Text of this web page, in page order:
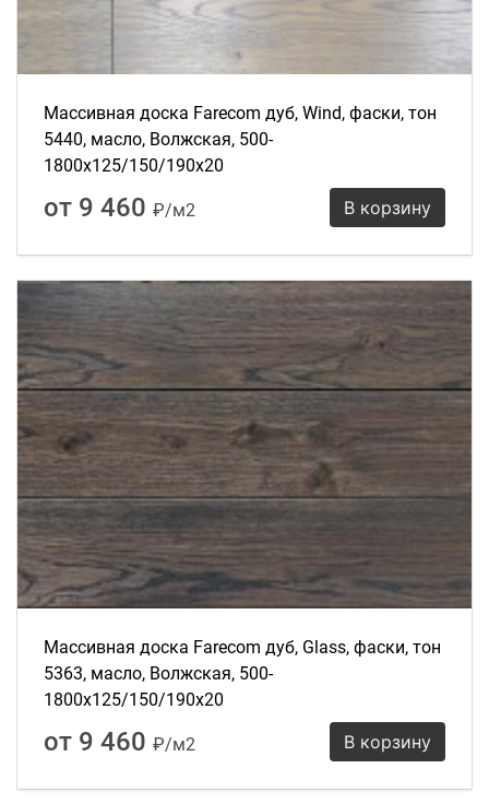
Массивная доска Farecom дуб, Wind, фаски, тон
5440, масло, Волжская, 500-
1800х125/150/190х20
от 9 460 ₽/м2 В корзину
Массивная доска Farecom дуб, Glass, фаски, тон
5363, масло, Волжская, 500-
1800х125/150/190х20
от 9 460 ₽/м2 В корзину